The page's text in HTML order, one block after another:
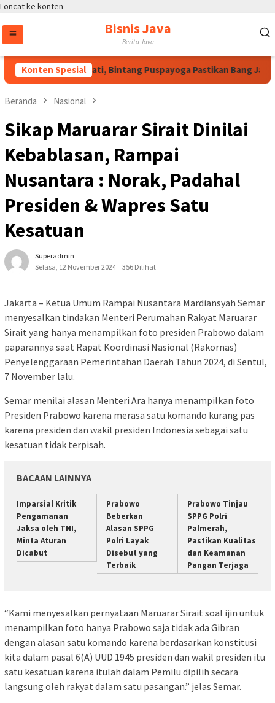
Loncat ke konten
Bisnis Java
Berita Java
Konten Spesial
Arahan Megawati, Bintang Puspayoga Pastikan Bang Jali
Beranda Nasional
Sikap Maruarar Sirait Dinilai
Kebablasan, Rampai
Nusantara : Norak, Padahal
Presiden & Wapres Satu
Kesatuan
Superadmin
Selasa, 12 November 2024
356 Dilihat
Jakarta – Ketua Umum Rampai Nusantara Mardiansyah Semar
menyesalkan tindakan Menteri Perumahan Rakyat Maruarar
Sirait yang hanya menampilkan foto presiden Prabowo dalam
paparannya saat Rapat Koordinasi Nasional (Rakornas)
Penyelenggaraan Pemerintahan Daerah Tahun 2024, di Sentul,
7 November lalu.
Semar menilai alasan Menteri Ara hanya menampilkan foto
Presiden Prabowo karena merasa satu komando kurang pas
karena presiden dan wakil presiden Indonesia sebagai satu
kesatuan tidak terpisah.
BACAAN LAINNYA
Imparsial Kritik
Pengamanan
Jaksa oleh TNI,
Minta Aturan
Dicabut
Prabowo
Beberkan
Alasan SPPG
Polri Layak
Disebut yang
Terbaik
Prabowo Tinjau
SPPG Polri
Palmerah,
Pastikan Kualitas
dan Keamanan
Pangan Terjaga
“Kami menyesalkan pernyataan Maruarar Sirait soal ijin untuk
menampilkan foto hanya Prabowo saja tidak ada Gibran
dengan alasan satu komando karena berdasarkan konstitusi
kita dalam pasal 6(A) UUD 1945 presiden dan wakil presiden itu
satu kesatuan karena itulah dalam Pemilu dipilih secara
langsung oleh rakyat dalam satu pasangan.” jelas Semar.